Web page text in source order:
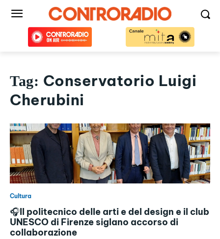
Tag: Conservatorio Luigi
Cherubini
Cultura
🎧Il politecnico delle arti e del design e il club
UNESCO di Firenze siglano accorso di
collaborazione